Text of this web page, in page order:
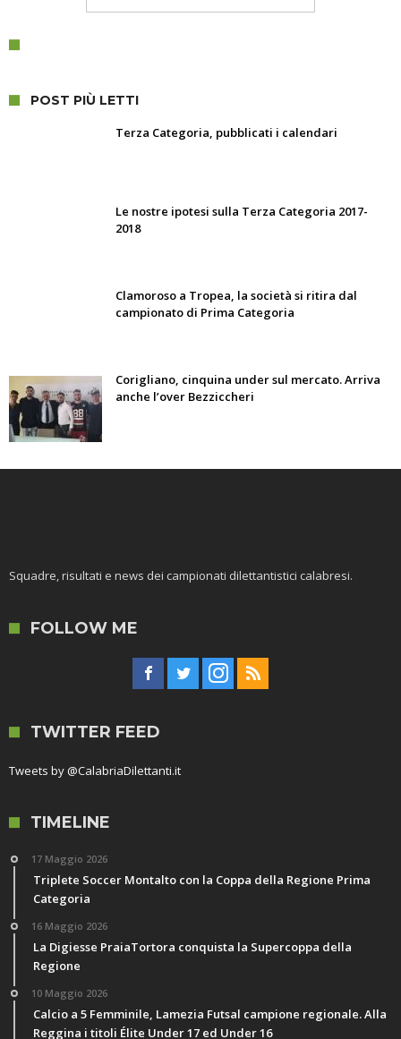
POST PIÙ LETTI
Terza Categoria, pubblicati i calendari
Le nostre ipotesi sulla Terza Categoria 2017-
2018
Clamoroso a Tropea, la società si ritira dal
campionato di Prima Categoria
Corigliano, cinquina under sul mercato. Arriva
anche l’over Bezziccheri
Squadre, risultati e news dei campionati dilettantistici calabresi.
FOLLOW ME
TWITTER FEED
Tweets by @CalabriaDilettanti.it
TIMELINE
17 Maggio 2026
Triplete Soccer Montalto con la Coppa della Regione Prima
Categoria
16 Maggio 2026
La Digiesse PraiaTortora conquista la Supercoppa della
Regione
10 Maggio 2026
Calcio a 5 Femminile, Lamezia Futsal campione regionale. Alla
Reggina i titoli Élite Under 17 ed Under 16